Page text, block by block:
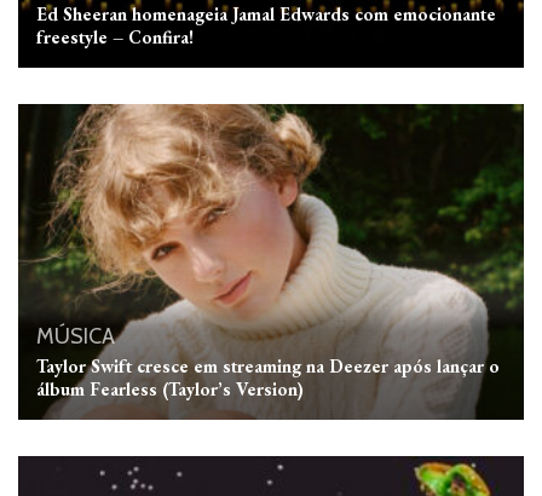
Ed Sheeran homenageia Jamal Edwards com emocionante
freestyle – Confira!
MÚSICA
Taylor Swift cresce em streaming na Deezer após lançar o
álbum Fearless (Taylor’s Version)